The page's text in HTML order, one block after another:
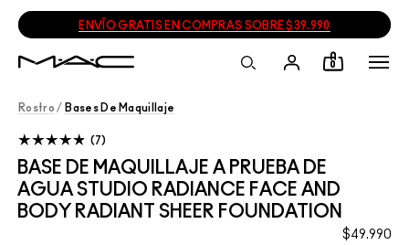
ENVÍO GRATIS EN COMPRAS SOBRE $39.990
0
Rostro / Bases De Maquillaje
BASE DE MAQUILLAJE A PRUEBA DE
AGUA STUDIO RADIANCE FACE AND
BODY RADIANT SHEER FOUNDATION
$49.990
7